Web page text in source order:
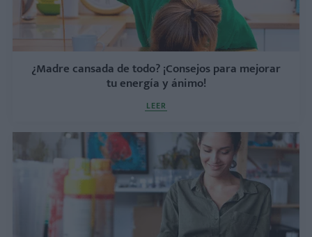
¿Madre cansada de todo? ¡Consejos para mejorar
tu energía y ánimo!
LEER